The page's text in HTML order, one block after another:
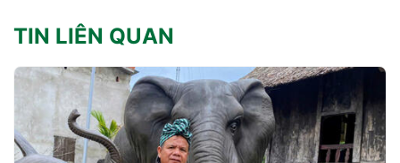
TIN LIÊN QUAN